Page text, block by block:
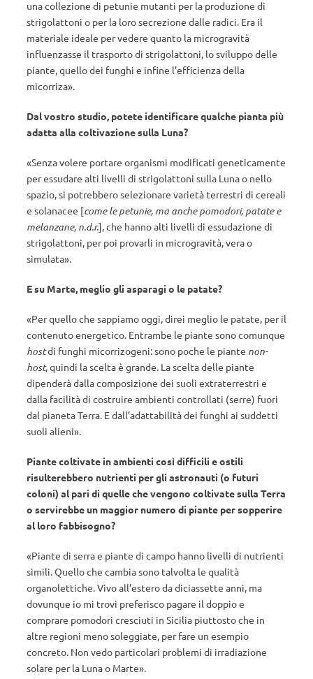
una collezione di petunie mutanti per la produzione di
strigolattoni o per la loro secrezione dalle radici. Era il
materiale ideale per vedere quanto la microgravità
influenzasse il trasporto di strigolattoni, lo sviluppo delle
piante, quello dei funghi e infine l’efficienza della
micorriza».
Dal vostro studio, potete identificare qualche pianta più
adatta alla coltivazione sulla Luna?
«Senza volere portare organismi modificati geneticamente
per essudare alti livelli di strigolattoni sulla Luna o nello
spazio, si potrebbero selezionare varietà terrestri di cereali
e solanacee [come le petunie, ma anche pomodori, patate e
melanzane, n.d.r.], che hanno alti livelli di essudazione di
strigolattoni, per poi provarli in microgravità, vera o
simulata».
E su Marte, meglio gli asparagi o le patate?
«Per quello che sappiamo oggi, direi meglio le patate, per il
contenuto energetico. Entrambe le piante sono comunque
hostdi funghi micorrizogeni: sono poche le piante non-
host, quindi la scelta è grande. La scelta delle piante
dipenderà dalla composizione dei suoli extraterrestri e
dalla facilità di costruire ambienti controllati (serre) fuori
dal pianeta Terra. E dall’adattabilità dei funghi ai suddetti
suoli alieni».
Piante coltivate in ambienti così difficili e ostili
risulterebbero nutrienti per gli astronauti (o futuri
coloni) al pari di quelle che vengono coltivate sulla Terra
o servirebbe un maggior numero di piante per sopperire
al loro fabbisogno?
«Piante di serra e piante di campo hanno livelli di nutrienti
simili. Quello che cambia sono talvolta le qualità
organolettiche. Vivo all’estero da diciassette anni, ma
dovunque io mi trovi preferisco pagare il doppio e
comprare pomodori cresciuti in Sicilia piuttosto che in
altre regioni meno soleggiate, per fare un esempio
concreto. Non vedo particolari problemi di irradiazione
solare per la Luna o Marte».